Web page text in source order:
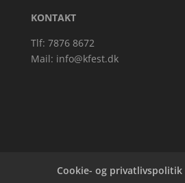
KONTAKT
Tlf: 7876 8672
Mail: info@kfest.dk
Cookie- og privatlivspolitik